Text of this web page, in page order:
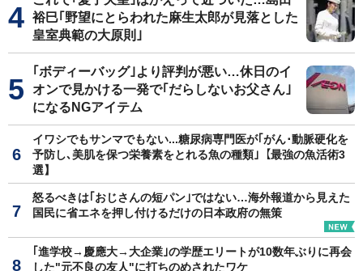
裕巳｢野望にとらわれた麻生太郎が見落とした
皇室典範の大原則｣
｢ボディーバッグ｣より評判が悪い…休日のイ
オンで見かける一発で｢だらしないお父さん｣
になるNGアイテム
イワシでもサンマでもない...糖尿病専門医が｢がん･動脈硬化を
予防し､美肌を保つ栄養素をとれる魚の種類｣【最強の魚活術3
選】
怒るべきは｢おじさんの短パン｣ではない…海外報道から見えた
国民に省エネを押し付けるだけの日本政府の無策
｢進学校→慶應大→大企業｣の学歴エリートが10数年ぶりに再会
した"元不良の友人"に打ちのめされたワケ